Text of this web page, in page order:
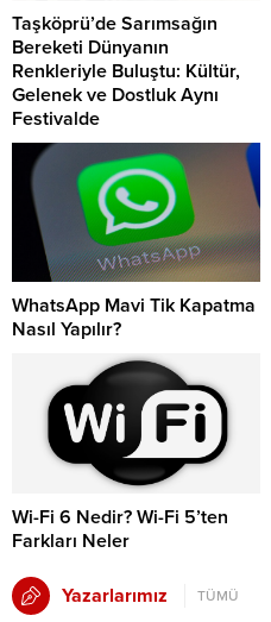
Taşköprü’de Sarımsağın
Bereketi Dünyanın
Renkleriyle Buluştu: Kültür,
Gelenek ve Dostluk Aynı
Festivalde
WhatsApp Mavi Tik Kapatma
Nasıl Yapılır?
Wi-Fi 6 Nedir? Wi-Fi 5’ten
Farkları Neler
Yazarlarımız TÜMÜ